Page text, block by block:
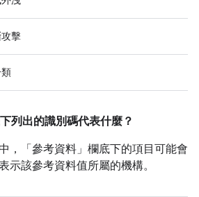
擊
列出的識別碼代表什麼？
，「參考資料」 欄底下的項目可能會
示該參考資料值所屬的機構。